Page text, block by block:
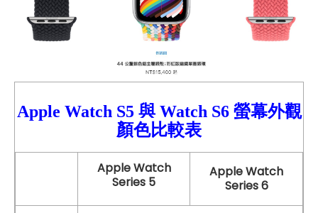
Apple Watch S5 與 Watch S6 螢幕外觀
顏色比較表
Apple Watch
Series 5
Apple Watch
Series 6